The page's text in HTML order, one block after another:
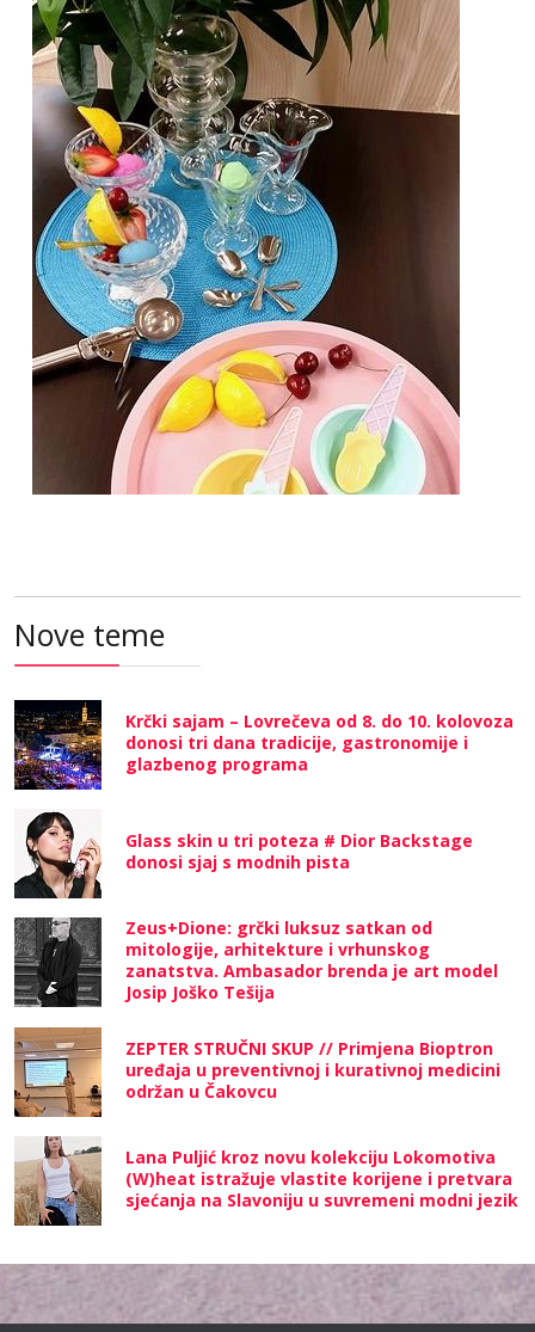
Nove teme
Krčki sajam – Lovrečeva od 8. do 10. kolovoza
donosi tri dana tradicije, gastronomije i
glazbenog programa
Glass skin u tri poteza # Dior Backstage
donosi sjaj s modnih pista
Zeus+Dione: grčki luksuz satkan od
mitologije, arhitekture i vrhunskog
zanatstva. Ambasador brenda je art model
Josip Joško Tešija
ZEPTER STRUČNI SKUP // Primjena Bioptron
uređaja u preventivnoj i kurativnoj medicini
održan u Čakovcu
Lana Puljić kroz novu kolekciju Lokomotiva
(W)heat istražuje vlastite korijene i pretvara
sjećanja na Slavoniju u suvremeni modni jezik